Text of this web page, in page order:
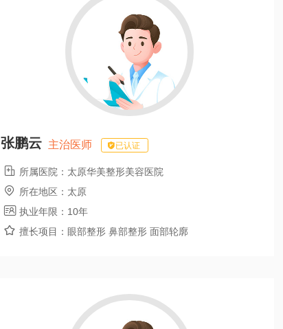
张鹏云 主治医师 已认证
 所属医院： 太原华美整形美容医院
 所在地区： 太原
 执业年限： 10年
 擅长项目： 眼部整形 鼻部整形 面部轮廓